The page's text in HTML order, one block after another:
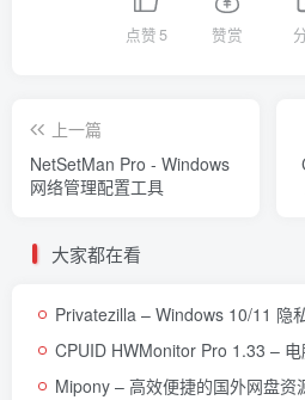
点赞 5 赞赏
上一篇
NetSetMan Pro - Windows
网络管理配置工具
大家都在看
Privatezilla – Windows 10/11 隐
CPUID HWMonitor Pro 1.33 –
Mipony – 高效便捷的国外网盘资